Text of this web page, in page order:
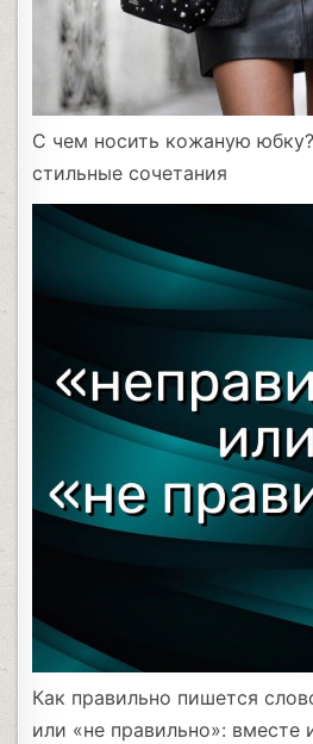
С чем носить кожаную
стильные сочетания
Как правильно пишется
или «не правильно»: вместе